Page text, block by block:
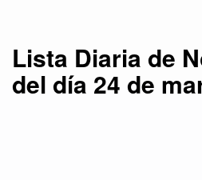
Lista Diaria de
del día 24 de